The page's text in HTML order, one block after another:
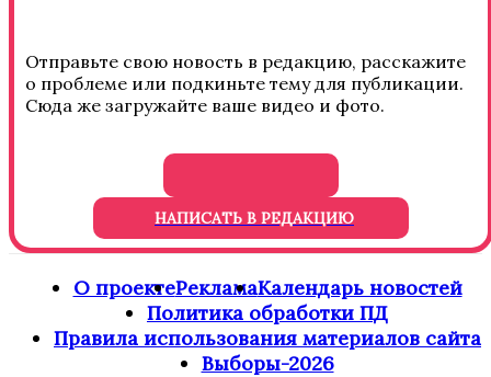
Отправьте свою новость в редакцию, расскажите
о проблеме или подкиньте тему для публикации.
Сюда же загружайте ваше видео и фото.
НАПИСАТЬ В РЕДАКЦИЮ
О проектеРекламаКалендарь новостей
Политика обработки ПД
Правила использования материалов сайта
Выборы-2026